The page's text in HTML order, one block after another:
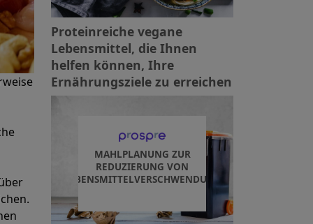
Proteinreiche vegane
Lebensmittel, die Ihnen
helfen können, Ihre
Ernährungsziele zu erreichen
MAHLPLANUNG ZUR
REDUZIERUNG VON
LEBENSMITTELVERSCHWENDUNG